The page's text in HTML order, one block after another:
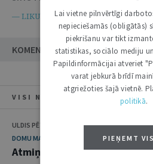
— LIKUMI.LV — Latvijas
KOMENTĀRI (2)
VISI NUMURA RAKSTI
ULDIS PĒTERSONS
DOMU MANTOJUMS
Atmiņas par padomju tiesību
Lai vietne pilnvērtīgi
nepieciešamās (obligātās)
piekrišanu var tikt
statistikas, sociālo mediju
Papildinformācijai atveriet
varat jebkurā brīdī
atgriežoties šajā vietnē.
politikā.
PIEŅEMT